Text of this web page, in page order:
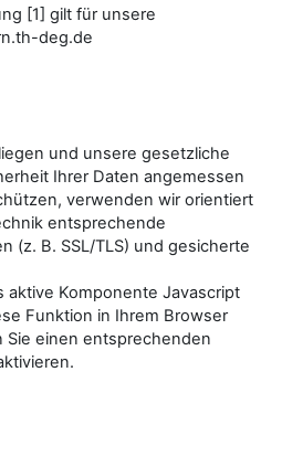
[1] gilt für unsere
deg.de
und unsere gesetzliche
Ihrer Daten angemessen
verwenden wir orientiert
entsprechende
(z. B. SSL/TLS) und gesicherte
aktive Komponente Javascript
Funktion in Ihrem Browser
Sie einen entsprechenden